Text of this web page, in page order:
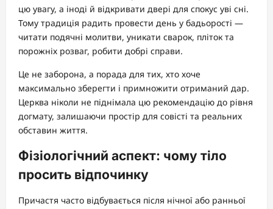
цю увагу, а іноді й відкривати двері для спокус уві сні.
Тому традиція радить провести день у бадьорості —
читати подячні молитви, уникати сварок, пліток та
порожніх розваг, робити добрі справи.
Це не заборона, а порада для тих, хто хоче
максимально зберегти і примножити отриманий дар.
Церква ніколи не піднімала цю рекомендацію до рівня
догмату, залишаючи простір для совісті та реальних
обставин життя.
Фізіологічний аспект: чому тіло
просить відпочинку
Причастя часто відбувається після нічної або ранньої